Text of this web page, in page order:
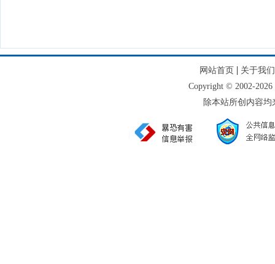
网站首页| 关于我们
Copyright © 2002-
除本站所创内容